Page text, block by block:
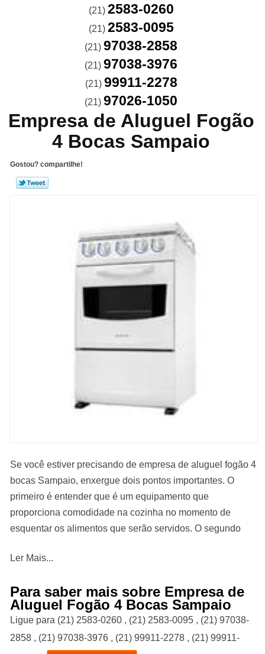
(21) 2583-0260
(21) 2583-0095
(21)97038-2858
(21)97038-3976
(21) 99911-2278
(21)97026-1050
Empresa de Aluguel Fogão
4 Bocas Sampaio
Gostou? compartilhe!
Se você estiver precisando de empresa de aluguel fogão 4
bocas Sampaio, enxergue dois pontos importantes. O
primeiro é entender que é um equipamento que
proporciona comodidade na cozinha no momento de
esquentar os alimentos que serão servidos. O segundo
e disponibilidade para atender as necessidades de seus
oferecidas quando o assunto é materiais para eventos.
Buscando empresa de aluguel fogão 4 bocas Sampaio?
Aqui você encontra diversas opções de serviços
Ler Mais...
Para saber mais sobre Empresa de
Aluguel Fogão 4 Bocas Sampaio
Ligue para (21) 2583-0260 , (21) 2583-0095 , (21) 97038-
2858 , (21) 97038-3976 , (21) 99911-2278 , (21) 99911-